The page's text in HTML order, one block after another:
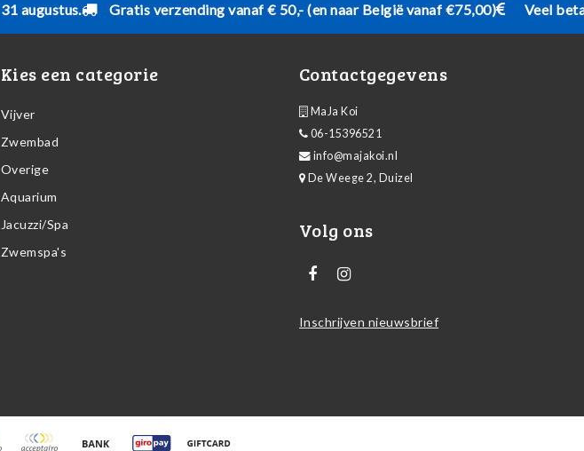
augustus. Gratis verzending vanaf € 50,- (en naar België vanaf €75,00) Veel
Kies een categorie
Vijver
Zwembad
Overige
Aquarium
Jacuzzi/Spa
Zwemspa's
Contactgegevens
MaJa Koi
06-15396521
info@majakoi.nl
De Weege 2, Duizel
Volg ons
Inschrijven nieuwsbrief